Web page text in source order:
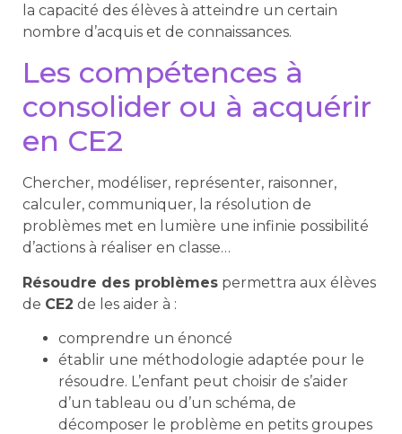
la capacité des élèves à atteindre un certain
nombre d’acquis et de connaissances.
Les compétences à
consolider ou à acquérir
en CE2
Chercher, modéliser, représenter, raisonner,
calculer, communiquer, la résolution de
problèmes met en lumière une infinie possibilité
d’actions à réaliser en classe…
Résoudre des problèmes permettra aux élèves
de CE2 de les aider à :
comprendre un énoncé
établir une méthodologie adaptée pour le
résoudre. L’enfant peut choisir de s’aider
d’un tableau ou d’un schéma, de
décomposer le problème en petits groupes